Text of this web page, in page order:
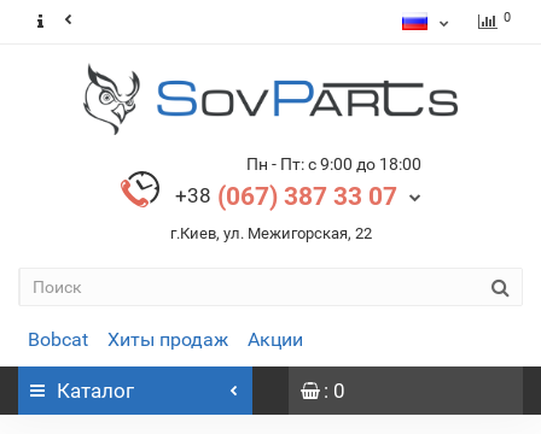
0
Пн - Пт: с 9:00 до 18:00
+38 (067) 387 33 07
г.Киев, ул. Межигорская, 22
Bobcat Хиты продаж Акции
Каталог : 0